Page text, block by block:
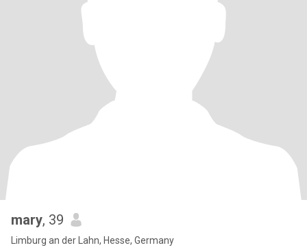
mary, 39
Limburg an der Lahn, Hesse, Germany